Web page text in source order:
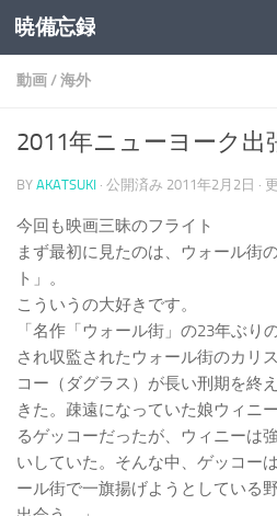
コンテンツへスキップ
暁備忘録
動画/海外
2011年ニューヨーク出
BY AKATSUKI · 公開済み 2011年2月2日 ·
今回も映画三昧のフライト
まず最初に見たのは、ウォール街
ト」。
こういうの大好きです。
「名作「ウォール街」の23年ぶり
され収監されたウォール街のカリ
コー（ダグラス）が長い刑期を終
きた。疎遠になっていた娘ウィニ
るゲッコーだったが、ウィニーは
いしていた。そんな中、ゲッコー
ール街で一旗揚げようとしている